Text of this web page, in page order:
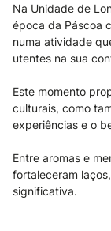
Na Unidade de
época da Páscoa
numa atividade
utentes na sua
Este momento
culturais, como
experiências e o
Entre aromas e
fortaleceram
significativa.